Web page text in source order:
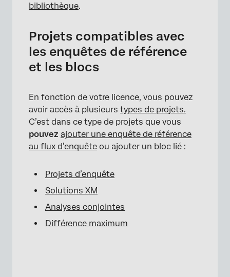
bibliothèque.
Projets compatibles avec
les enquêtes de référence
et les blocs
En fonction de votre licence, vous pouvez
avoir accès à plusieurs types de projets.
C’est dans ce type de projets que vous
pouvez ajouter une enquête de référence
au flux d’enquête ou ajouter un bloc lié :
Projets d’enquête
Solutions XM
Analyses conjointes
Différence maximum